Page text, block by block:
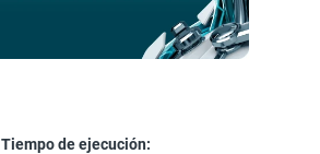
Tiempo de ejecución: